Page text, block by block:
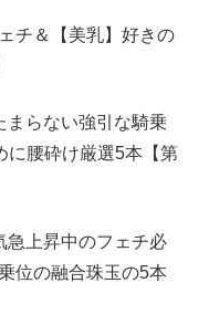
チ＆【美乳】好きの
まらない強引な騎乗
に腰砕け厳選5本【第
急上昇中のフェチ必
位の融合珠玉の5本